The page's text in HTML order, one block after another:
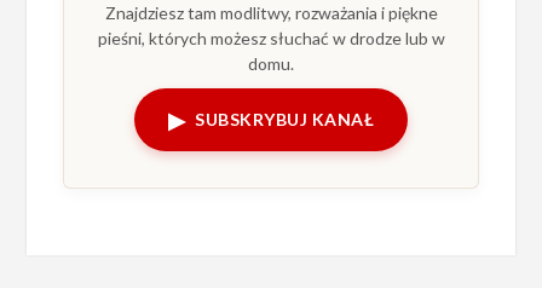
Znajdziesz tam modlitwy, rozważania i piękne
pieśni, których możesz słuchać w drodze lub w
domu.
▶ SUBSKRYBUJ KANAŁ